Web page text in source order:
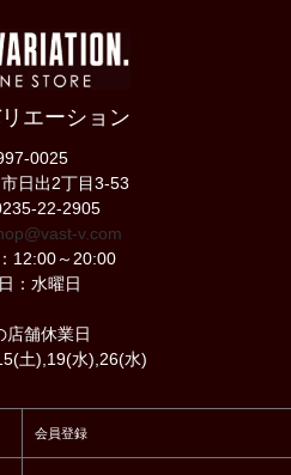
エーション
0025
日出2丁目3-53
22-2905
v.com
12:00～20:00
：水曜日
店舗休業日
土),19(水),26(水)
会員登録